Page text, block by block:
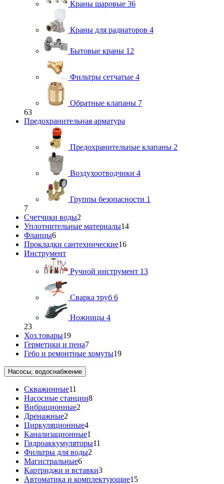
Краны шаровые 36
Краны для радиаторов 4
Бытовые краны 12
Фильтры сетчатые 4
Обратные клапаны 7
63
Предохранительная арматура
Предохранительные клапаны 2
Воздухоотводчики 4
Группы безопасности 1
7
Счетчики воды2
Уплотнительные материалы14
Фланцы6
Прокладки сантехнические16
Инструмент
Ручной инструмент 13
Сварка труб 6
Ножницы 4
23
Хоз.товары19
Герметики и пена7
Гебо и ремонтные хомуты19
Насосы, водоснабжение
Скважинные11
Насосные станции8
Вибрационные2
Дренажные2
Циркуляционные4
Канализационные1
Гидроаккумуляторы11
Фильтры для воды2
Магистральные6
Картриджи и вставки3
Автоматика и комплектующие15